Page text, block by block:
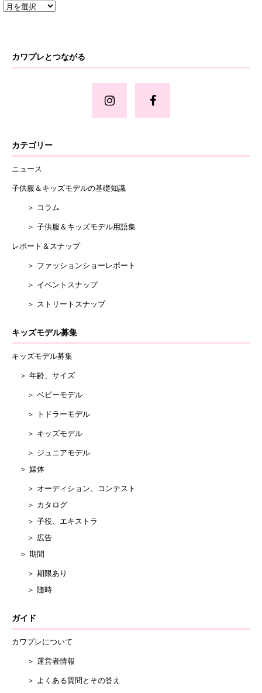
カワプレとつながる
カテゴリー
ニュース
子供服＆キッズモデルの基礎知識
＞ コラム
＞ 子供服＆キッズモデル用語集
レポート＆スナップ
＞ ファッションショーレポート
＞ イベントスナップ
＞ ストリートスナップ
キッズモデル募集
キッズモデル募集
＞ 年齢、サイズ
＞ ベビーモデル
＞ トドラーモデル
＞ キッズモデル
＞ ジュニアモデル
＞ 媒体
＞ オーディション、コンテスト
＞ カタログ
＞ 子役、エキストラ
＞ 広告
＞ 期間
＞ 期限あり
＞ 随時
ガイド
カワプレについて
＞ 運営者情報
＞ よくある質問とその答え